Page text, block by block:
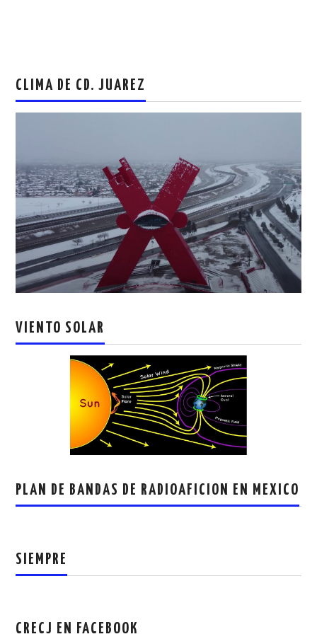
CLIMA DE CD. JUAREZ
VIENTO SOLAR
PLAN DE BANDAS DE RADIOAFICION EN MEXICO
SIEMPRE
CRECJ EN FACEBOOK